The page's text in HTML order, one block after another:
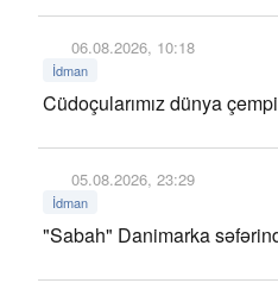
06.08.2026, 10:18
İdman
Cüdoçularımız dünya
05.08.2026, 23:29
İdman
"Sabah" Danimarka